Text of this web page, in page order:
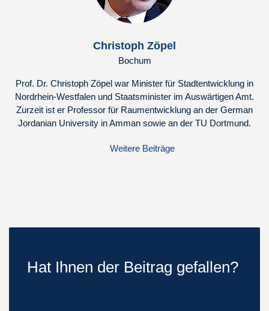
Christoph Zöpel
Bochum
Prof. Dr. Christoph Zöpel war Minister für Stadtentwicklung in
Nordrhein-Westfalen und Staatsminister im Auswärtigen Amt.
Zurzeit ist er Professor für Raumentwicklung an der German
Jordanian University in Amman sowie an der TU Dortmund.
Weitere Beiträge
Hat Ihnen der Beitrag gefallen?